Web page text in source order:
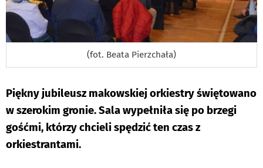
(fot. Beata Pierzchała)
Piękny jubileusz makowskiej orkiestry świętowano
w szerokim gronie. Sala wypełniła się po brzegi
gośćmi, którzy chcieli spędzić ten czas z
orkiestrantami.